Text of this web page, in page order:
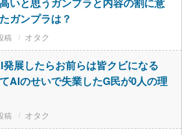
ガンプラは？
オタク
展したらお前らは皆クビになる
AIのせいで失業したG民が0人の理
オタク